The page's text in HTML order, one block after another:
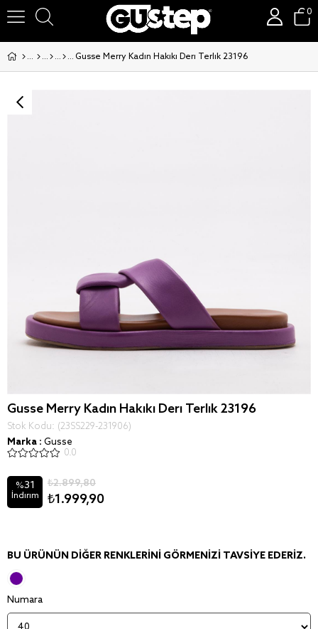
0
Gusse Merry Kadin Hakiki Deri Terlik 23196
Gusse Merry Kadin Hakiki Deri Terlik 23196
Stok Kodu
(23SS229-231906)
Marka : Gusse
0.0
%31
İndirim
₺2.899,80
₺1.999,90
BU ÜRÜNÜN DIĞER RENKLERINI GÖRMENIZI TAVSIYE EDERIZ.
Numara